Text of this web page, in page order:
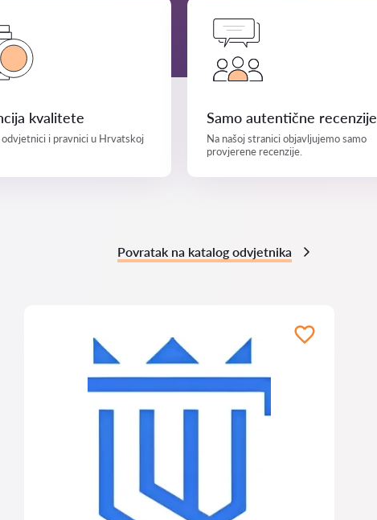
kvalitete
odvjetnici i pravnici u Hrvatskoj
Samo autentične recenzije
Na našoj stranici objavljujemo samo
provjerene recenzije.
Povratak na katalog odvjetnika